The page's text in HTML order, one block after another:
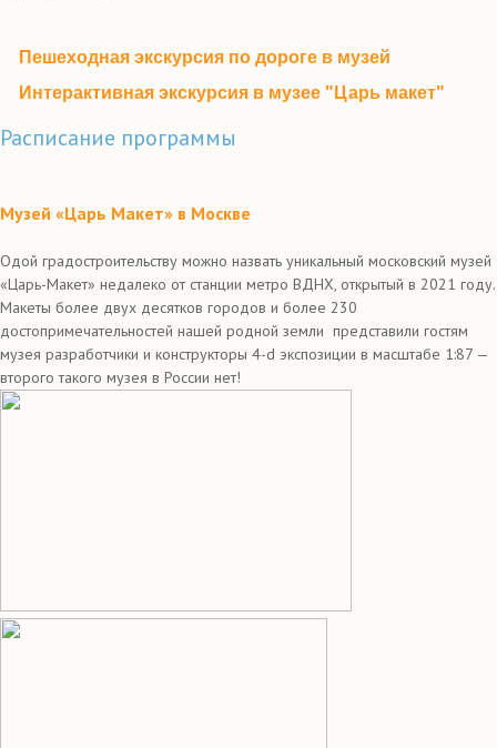
Пешеходная экскурсия по дороге в музей
Интерактивная экскурсия в музее "Царь макет"
Расписание программы
Музей «Царь Макет» в Москве
Одой градостроительству можно назвать уникальный московский музей
«Царь-Макет» недалеко от станции метро ВДНХ, открытый в 2021 году.
Макеты более двух десятков городов и более 230
достопримечательностей нашей родной земли представили гостям
музея разработчики и конструкторы 4-d экспозиции в масштабе 1:87 —
второго такого музея в России нет!